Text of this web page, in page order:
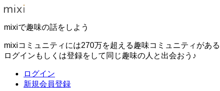
mixiで趣味の話をしよう
mixiコミュニティには270万を超える趣味コミュニティがあ
ログインもしくは登録をして同じ趣味の人と出会おう♪
ログイン
新規会員登録